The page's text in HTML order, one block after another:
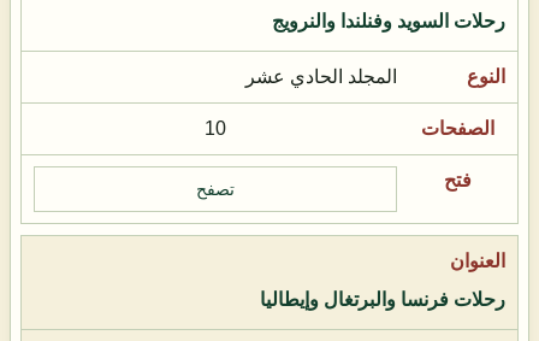
رحلات السويد وفنلندا والنرويج
المجلد الحادي عشر
10
تصفح
رحلات فرنسا والبرتغال وإيطاليا